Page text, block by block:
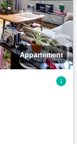
Appartement